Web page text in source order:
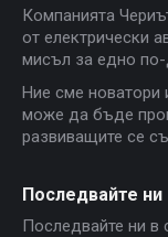
Компанията
от електрически
мисъл за едно
Ние сме новатори
може да бъде
развиващите се
Последвайте ни
Последвайте ни в